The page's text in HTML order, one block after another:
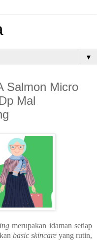
▼
Salmon Micro
Mal
merupakan idaman setiap
basic skincare yang rutin,